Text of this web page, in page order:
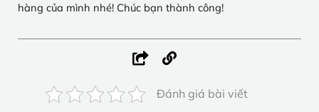
hàng của mình nhé! Chúc bạn thành công!
Đánh giá bài viết